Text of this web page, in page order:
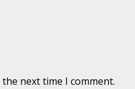
next time I comment.